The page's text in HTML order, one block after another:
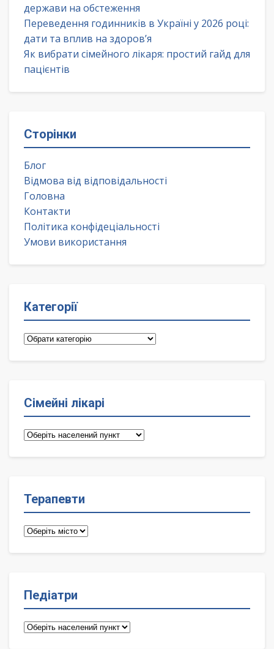
держави на обстеження
Переведення годинників в Україні у 2026 році:
дати та вплив на здоров’я
Як вибрати сімейного лікаря: простий гайд для
пацієнтів
Сторінки
Блог
Відмова від відповідальності
Головна
Контакти
Політика конфідеціальності
Умови використання
Категорії
Категорії
Сімейні лікарі
Сімейні
Терапевти
Терапевти
Педіатри
Педіатри